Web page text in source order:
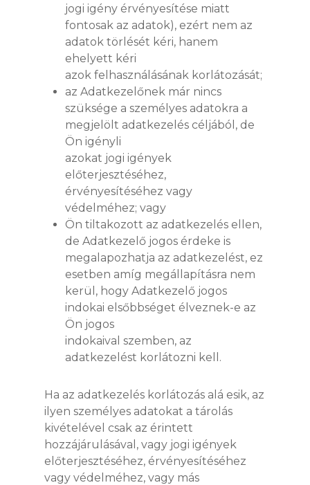
jogi igény érvényesítése miatt
fontosak az adatok), ezért nem az
adatok törlését kéri, hanem
ehelyett kéri
azok felhasználásának korlátozását;
az Adatkezelőnek már nincs
szüksége a személyes adatokra a
megjelölt adatkezelés céljából, de
Ön igényli
azokat jogi igények
előterjesztéséhez,
érvényesítéséhez vagy
védelméhez; vagy
Ön tiltakozott az adatkezelés ellen,
de Adatkezelő jogos érdeke is
megalapozhatja az adatkezelést, ez
esetben amíg megállapításra nem
kerül, hogy Adatkezelő jogos
indokai elsőbbséget élveznek-e az
Ön jogos
indokaival szemben, az
adatkezelést korlátozni kell.
Ha az adatkezelés korlátozás alá esik, az
ilyen személyes adatokat a tárolás
kivételével csak az érintett
hozzájárulásával, vagy jogi igények
előterjesztéséhez, érvényesítéséhez
vagy védelméhez, vagy más
KIEGÉSZÍTŐK
CAD LETÖLTÉSEK
HÍREK
KAPCSOLAT
WEBSHOP